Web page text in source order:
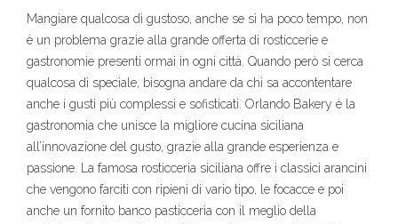
Mangiare qualcosa di gustoso, anche se si ha poco tempo, non
è un problema grazie alla grande offerta di rosticcerie e
gastronomie presenti ormai in ogni città. Quando però si cerca
qualcosa di speciale, bisogna andare da chi sa accontentare
anche i gusti più complessi e sofisticati. Orlando Bakery è la
gastronomia che unisce la migliore cucina siciliana
all’innovazione del gusto, grazie alla grande esperienza e
passione. La famosa rosticceria siciliana offre i classici arancini
che vengono farciti con ripieni di vario tipo, le focacce e poi
anche un fornito banco pasticceria con il meglio della